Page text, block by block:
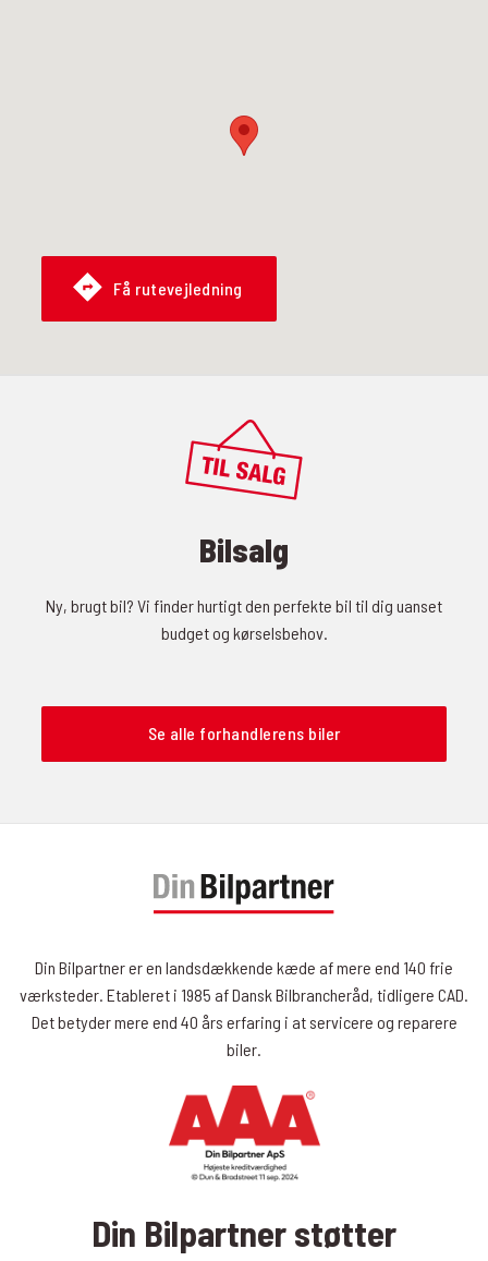
Få rutevejledning
Bilsalg
Ny, brugt bil? Vi finder hurtigt den perfekte bil til dig uanset
budget og kørselsbehov.
Se alle forhandlerens biler
Din Bilpartner er en landsdækkende kæde af mere end 140 frie
værksteder. Etableret i 1985 af Dansk Bilbrancheråd, tidligere CAD.
Det betyder mere end 40 års erfaring i at servicere og reparere
biler.
Din Bilpartner støtter